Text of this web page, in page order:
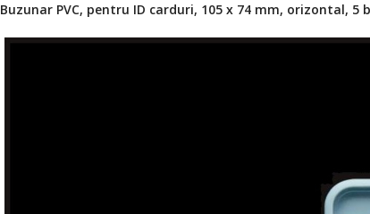
Buzunar PVC, pentru ID carduri, 105 x 74 mm, orizontal, 5